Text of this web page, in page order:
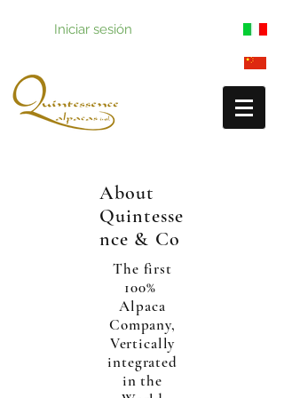
Iniciar sesión
About
Quintesse
nce & Co
The first
100%
Alpaca
Company,
Vertically
integrated
in the